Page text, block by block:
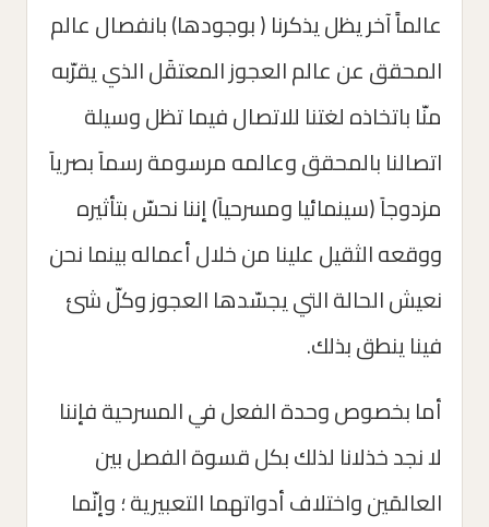
عالماََ آخر يظل يذكرنا ( بوجودها) بانفصال عالم
المحقق عن عالم العجوز المعتقَل الذي يقرّبه
منّا باتخاذه لغتنا للاتصال فيما تظل وسيلة
اتصالنا بالمحقق وعالمه مرسومة رسماَ بصرياَ
مزدوجاَ (سينمائيا ومسرحياَ) إننا نحسّ بتأثيره
ووقعه الثقيل علينا من خلال أعماله بينما نحن
نعيش الحالة التي يجسّدها العجوز وكلّ شئ
فينا ينطق بذلك.
أما بخصوص وحدة الفعل في المسرحية فإننا
لا نجد خذلانا لذلك بكل قسوة الفصل بين
العالمَين واختلاف أدواتهما التعبيرية ؛ وإنّما